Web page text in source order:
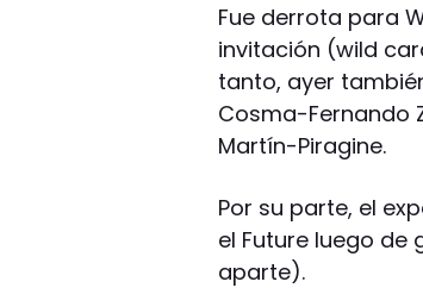
Fue derrota para
invitación (wild
tanto, ayer
Cosma-Fernando
Martín-Piragine.
Por su parte, el
el Future luego de
aparte).